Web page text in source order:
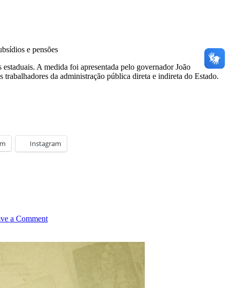
e pensões
A medida foi apresentada pelo governador João
da administração pública direta e indireta do Estado.
Instagram
a Commenton